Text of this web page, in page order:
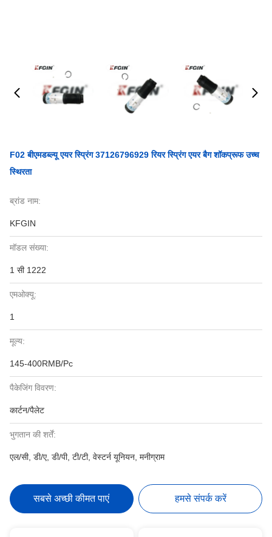
F02 बीएमडब्ल्यू एयर स्प्रिंग 37126796929 रियर स्प्रिंग एयर बैग शॉकप्रूफ उच्च
स्थिरता
ब्रांड नाम:
KFGIN
मॉडल संख्या:
1 सी 1222
एमओक्यू:
1
मूल्य:
145-400RMB/Pc
पैकेजिंग विवरण:
कार्टन/पैलेट
भुगतान की शर्तें:
एल/सी, डी/ए, डी/पी, टी/टी, वेस्टर्न यूनियन, मनीग्राम
सबसे अच्छी कीमत पाएं हमसे संपर्क करें